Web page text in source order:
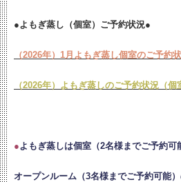
●よもぎ蒸し（個室）ご予約状況●
（2026年）1月よもぎ蒸し個室のご予約
（2026年）よもぎ蒸しのご予約状況（個
●よもぎ蒸しは個室（2名様までご予約可
オープンルーム（3名様までご予約可能